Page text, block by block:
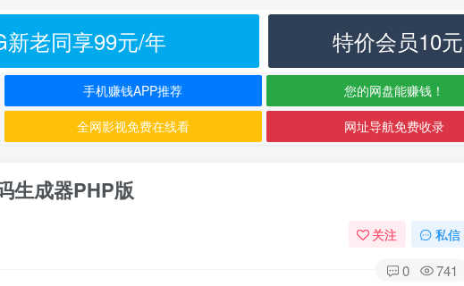
新老同享99元/年 特价会员10
手机赚钱APP推荐 您的网盘能赚钱！
全网影视免费在线看 网址导航免费收录
生成器PHP版
关注 私信
0 741